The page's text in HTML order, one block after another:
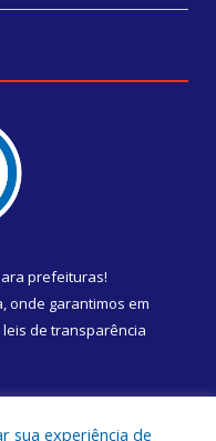
prefeituras!
onde garantimos em
leis de transparência
sua experiência de